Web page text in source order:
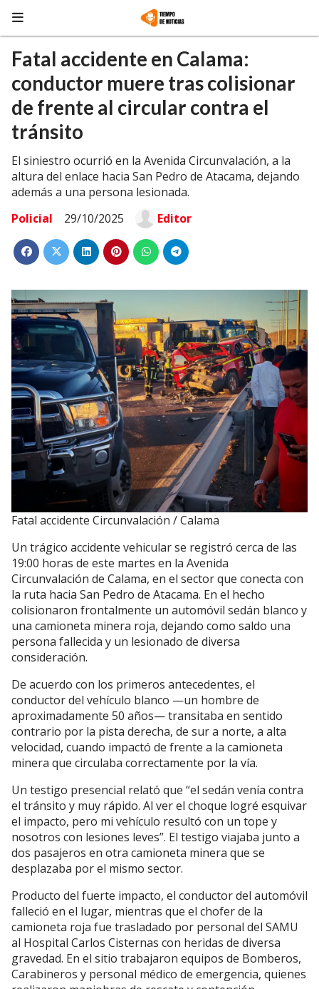
Fatal accidente en Calama:
conductor muere tras colisionar
de frente al circular contra el
tránsito
El siniestro ocurrió en la Avenida Circunvalación, a la
altura del enlace hacia San Pedro de Atacama, dejando
además a una persona lesionada.
Policial
29/10/2025 Editor
Fatal accidente Circunvalación / Calama
Un trágico accidente vehicular se registró cerca de las
19:00 horas de este martes en la Avenida
Circunvalación de Calama, en el sector que conecta con
la ruta hacia San Pedro de Atacama. En el hecho
colisionaron frontalmente un automóvil sedán blanco y
una camioneta minera roja, dejando como saldo una
persona fallecida y un lesionado de diversa
consideración.
De acuerdo con los primeros antecedentes, el
conductor del vehículo blanco —un hombre de
aproximadamente 50 años— transitaba en sentido
contrario por la pista derecha, de sur a norte, a alta
velocidad, cuando impactó de frente a la camioneta
minera que circulaba correctamente por la vía.
Un testigo presencial relató que “el sedán venía contra
el tránsito y muy rápido. Al ver el choque logré esquivar
el impacto, pero mi vehículo resultó con un tope y
nosotros con lesiones leves”. El testigo viajaba junto a
dos pasajeros en otra camioneta minera que se
desplazaba por el mismo sector.
Producto del fuerte impacto, el conductor del automóvil
falleció en el lugar, mientras que el chofer de la
camioneta roja fue trasladado por personal del SAMU
al Hospital Carlos Cisternas con heridas de diversa
gravedad. En el sitio trabajaron equipos de Bomberos,
Carabineros y personal médico de emergencia, quienes